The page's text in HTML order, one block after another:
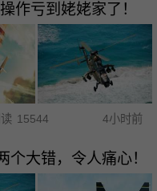
作亏到姥姥家了！
15544 4小时前
大错，令人痛心！